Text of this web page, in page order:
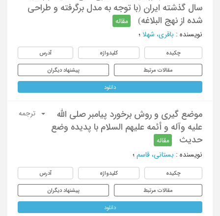
سال گذشته ایران (با توجه به مدل برگرفته و طراحی
شده از نهج البلاغه)
مقاله
نویسنده : باقری، شهلا ؛
چکیده کلیدواژه آدرس
مقالات مرتبط پیشنهاد دیگران
دانلود
موضع گیری و روش برخورد پیامبر صلی الله
علیه وآله و أئمه علیهم السلام با پدیده وضع
حدیث
مقاله
ترجمه
نویسنده : بستانی، قاسم ؛
چکیده کلیدواژه آدرس
مقالات مرتبط پیشنهاد دیگران
دانلود